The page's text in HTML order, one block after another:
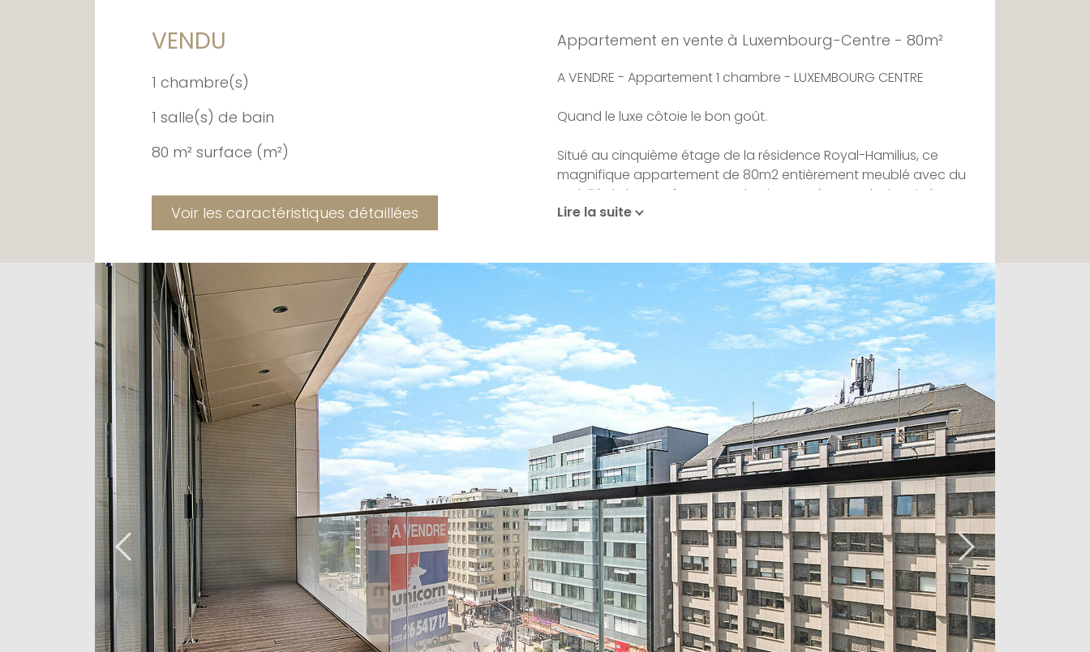
VENDU
1 chambre(s)
1 salle(s) de bain
80 m² surface (m²)
Voir les caractéristiques détaillées
Appartement en vente à Luxembourg-Centre - 80m²
A VENDRE - Appartement 1 chambre - LUXEMBOURG CENTRE
Quand le luxe côtoie le bon goût.
Situé au cinquième étage de la résidence Royal-Hamilius, ce
magnifique appartement de 80m2 entièrement meublé avec du
mobilié de bonne facture est lumineux gràce aux baies vitrées et
a la hauteur sous plafond.
chambre, une salle de douche et des toilettes séparées,
décorées avec de superbes mosaïques bisazza vous
charmeront. Le tout avec accès sur un long balcon.
L'appartement a été aménagé par "Inside", ayant pignon sur rue
au Grand Duché.
Au sein de ce projet phare ROYAL-HAMILIUS, cet appartement est
signé par le cabinet d'architecte de renom mondial FOSTER +
PARTNERS, en collaboration avec TETRA KAYSER ASSOCIES.
L'ensemble ROYAL-HAMILIUS invite ses habitants à vivre un
quotidien d'exception. Situé au coeur de la ville, sur le tracé du
tram et proche de toutes commodités, il accueille en son sein 20
000 m2 de commerces, 10 000 m2 bureaux, un restaurant
panoramique et des places de parking.
Appartement disponible immédiatement.
Cette annonce est également disponible sur le portail immobilier
Christies International Real Estate :
Christie's International Real Estate
Lire la suite